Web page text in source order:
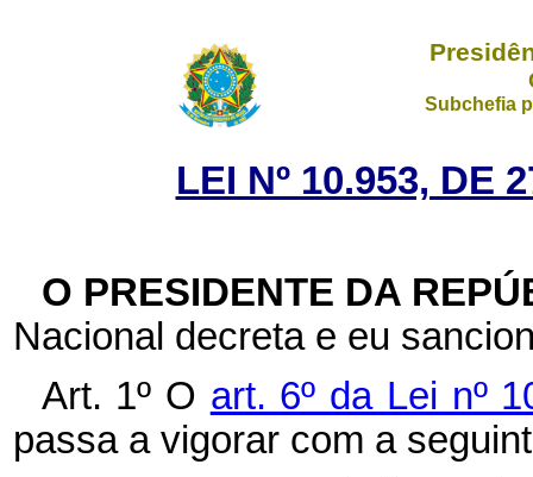
Subchefia
LEI Nº 10.953, DE
O PRESIDENTE DA
Nacional decreta e eu
Art. 1º O art. 6º da Lei nº
passa a vigorar com a